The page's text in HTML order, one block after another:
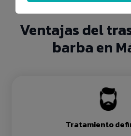
Ventajas del
barba en
Tratamiento